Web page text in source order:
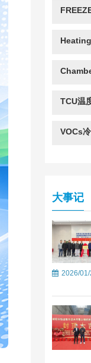
TCU温
VOCs
大事记
2026/01/